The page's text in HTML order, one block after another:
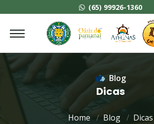
(65) 99926-1360
Blog
Dicas
Home Blog Dicas